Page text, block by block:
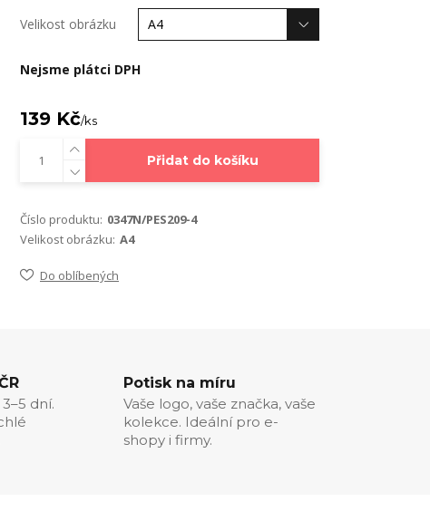
Velikost obrázku
Nejsme plátci DPH
139 Kč/ks
Přidat do košíku
Číslo produktu: 0347N/PES209-4
Velikost obrázku: A4
Do oblíbených
dní.
Potisk na míru
Vaše logo, vaše značka, vaše
kolekce. Ideální pro e-
shopy i firmy.